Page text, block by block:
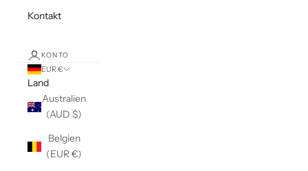
Kontakt
KONTO
EUR €
Land
Australien
(AUD $)
Belgien
(EUR €)